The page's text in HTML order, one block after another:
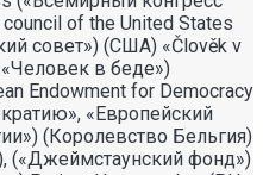
of the United States
совет») (США) «Člověk v
в беде»)
Endowment for Democracy
«Европейский
(Королевство Бельгия)
(«Джеймстаунский фонд»)